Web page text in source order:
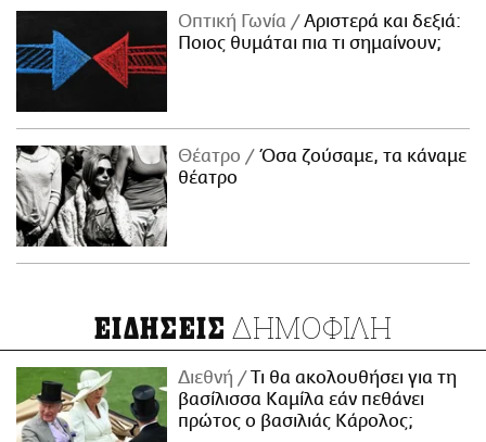
Οπτική Γωνία
Αριστερά και δεξιά:
Ποιος θυμάται πια τι σημαίνουν;
Θέατρο
Όσα ζούσαμε, τα κάναμε
θέατρο
ΕΙΔΗΣΕΙΣ ΔΗΜΟΦΙΛΗ
Διεθνή
Τι θα ακολουθήσει για τη
βασίλισσα Καμίλα εάν πεθάνει
πρώτος ο βασιλιάς Κάρολος;